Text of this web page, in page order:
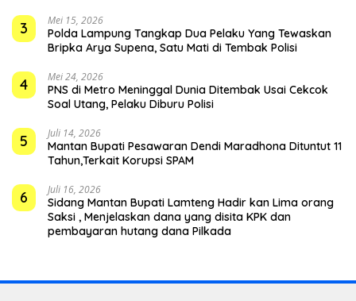
3 Mei 15, 2026
Polda Lampung Tangkap Dua Pelaku Yang Tewaskan
Bripka Arya Supena, Satu Mati di Tembak Polisi
4 Mei 24, 2026
PNS di Metro Meninggal Dunia Ditembak Usai Cekcok
Soal Utang, Pelaku Diburu Polisi
5 Juli 14, 2026
Mantan Bupati Pesawaran Dendi Maradhona Dituntut 11
Tahun,Terkait Korupsi SPAM
6 Juli 16, 2026
Sidang Mantan Bupati Lamteng Hadir kan Lima orang
Saksi , Menjelaskan dana yang disita KPK dan
pembayaran hutang dana Pilkada